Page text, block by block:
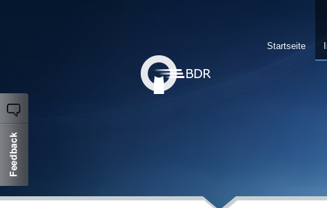
Startseite